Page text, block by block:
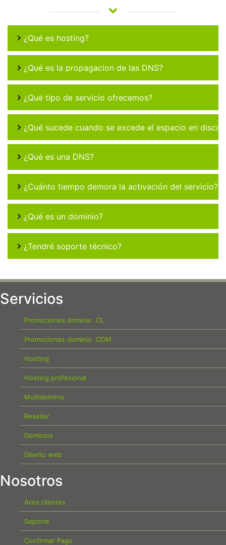
¿Qué es hosting?
¿Qué es la propagacion de las DNS?
¿Qué tipo de servicio ofrecemos?
¿Qué sucede cuando se excede el espacio en disco
¿Qué es una DNS?
¿Cuánto tiempo demora la activación del servicio?
¿Qué es un dominio?
¿Tendré soporte técnico?
Servicios
Promociones dominio .CL
Promociones dominio .COM
Hosting
Hosting profesional
Multidominio
Reseller
Dominios
Diseño web
Nosotros
Área clientes
Soporte
Confirmar Pago